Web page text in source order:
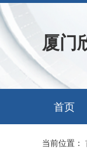
厦门
首页
当前位置：